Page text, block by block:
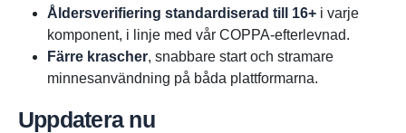
Åldersverifiering standardiserad till 16+ i varje
komponent, i linje med vår COPPA-efterlevnad.
Färre krascher, snabbare start och stramare
minnesanvändning på båda plattformarna.
Uppdatera nu